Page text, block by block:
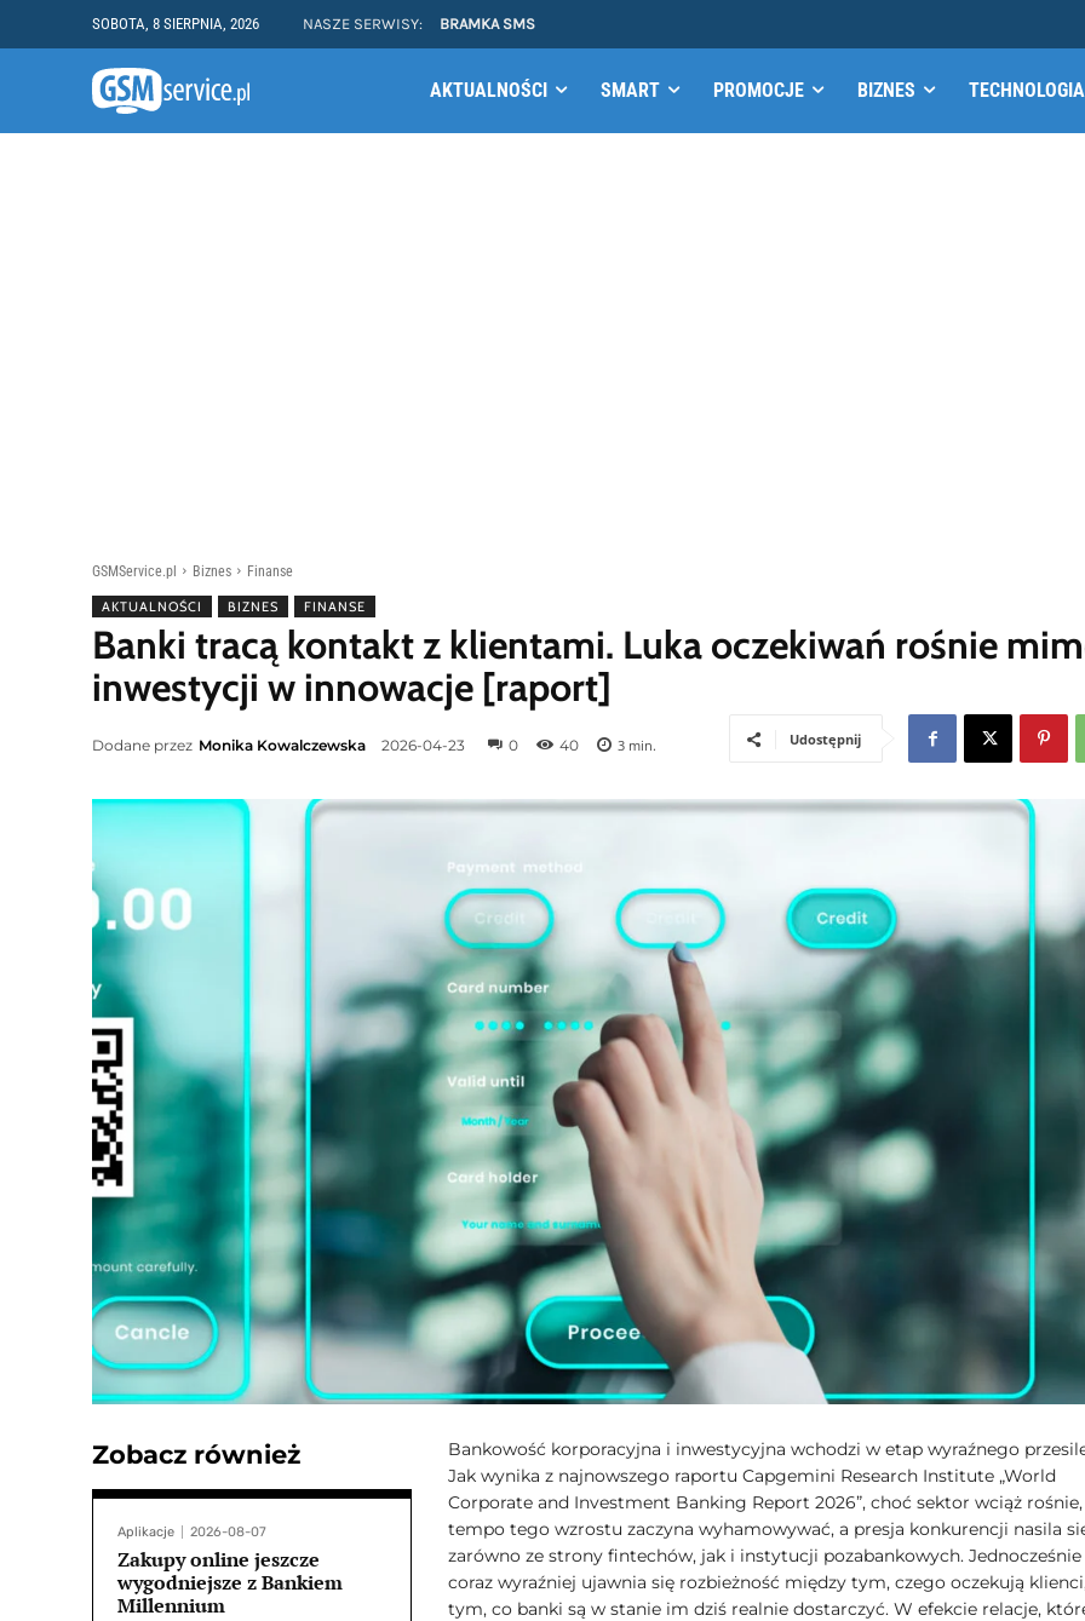
SOBOTA, 8 SIERPNIA, 2026 NASZE SERWISY: BRAMKA SMS
AKTUALNOŚCI SMART PROMOCJE BIZNES
GSMService.pl Biznes Finanse
AKTUALNOŚCI BIZNES FINANSE
Banki tracą kontakt z klientami. Luka oczekiwań rośnie
inwestycji w innowacje [raport]
Dodane przez Monika Kowalczewska 2026-04-23 0 40 3 min. Udostępnij
Zobacz również
Aplikacje 2026-08-07
Zakupy online jeszcze
wygodniejsze z Bankiem
Millennium
Bankowość korporacyjna i inwestycyjna wchodzi w etap wyraźnego
Jak wynika z najnowszego raportu Capgemini Research Institute „World
Corporate and Investment Banking Report 2026”, choć sektor wciąż rośnie,
tempo tego wzrostu zaczyna wyhamowywać, a presja konkurencji nasila
zarówno ze strony fintechów, jak i instytucji pozabankowych. Jednocześnie
coraz wyraźniej ujawnia się rozbieżność między tym, czego oczekują
tym, co banki są w stanie im dziś realnie dostarczyć. W efekcie relacje,